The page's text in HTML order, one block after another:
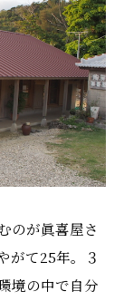
のが眞喜屋さ
がて25年。３
境の中で自分